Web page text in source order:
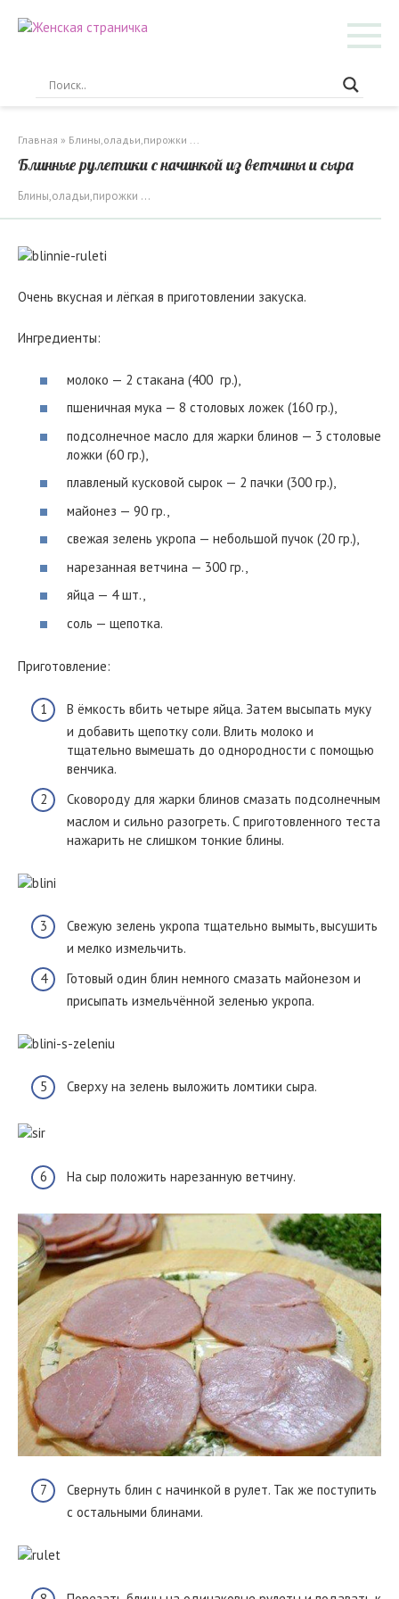
Главная » Блины,оладьи,пирожки ...
Блинные рулетики с начинкой из ветчины и сыра
Блины,оладьи,пирожки ...
Очень вкусная и лёгкая в приготовлении закуска.
Ингредиенты:
молоко — 2 стакана (400 гр.),
пшеничная мука — 8 столовых ложек (160 гр.),
подсолнечное масло для жарки блинов — 3 столовые
ложки (60 гр.),
плавленый кусковой сырок — 2 пачки (300 гр.),
майонез — 90 гр.,
свежая зелень укропа — небольшой пучок (20 гр.),
нарезанная ветчина — 300 гр.,
яйца — 4 шт.,
соль — щепотка.
Приготовление:
В ёмкость вбить четыре яйца. Затем высыпать муку
и добавить щепотку соли. Влить молоко и
тщательно вымешать до однородности с помощью
венчика.
Сковороду для жарки блинов смазать подсолнечным
маслом и сильно разогреть. С приготовленного теста
нажарить не слишком тонкие блины.
Свежую зелень укропа тщательно вымыть, высушить
и мелко измельчить.
Готовый один блин немного смазать майонезом и
присыпать измельчённой зеленью укропа.
Сверху на зелень выложить ломтики сыра.
На сыр положить нарезанную ветчину.
Свернуть блин с начинкой в рулет. Так же поступить
с остальными блинами.